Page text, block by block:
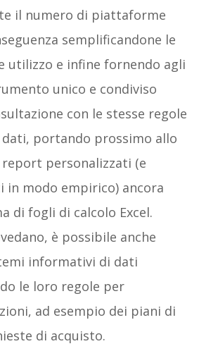
il numero di piattaforme
semplificandone le
utilizzo e infine fornendo agli
unico e condiviso
con le stesse regole
dati, portando prossimo allo
personalizzati (e
in modo empirico) ancora
di fogli di calcolo Excel.
è possibile anche
informativi di dati
le loro regole per
ad esempio dei piani di
di acquisto.